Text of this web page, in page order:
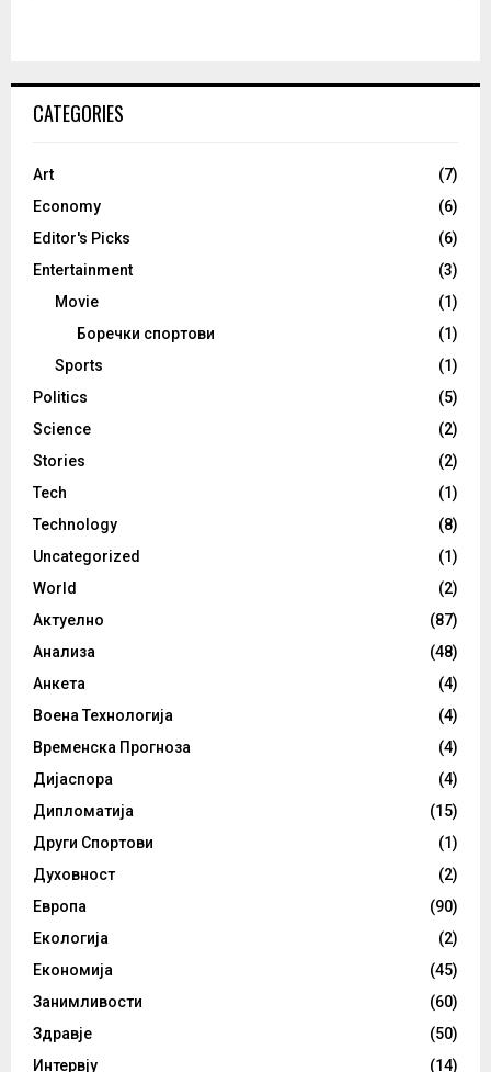
CATEGORIES
Art
(7)
Economy
(6)
Editor's Picks
(6)
Entertainment
(3)
Movie
(1)
Боречки спортови
(1)
Sports
(1)
Politics
(5)
Science
(2)
Stories
(2)
Tech
(1)
Technology
(8)
Uncategorized
(1)
World
(2)
Актуелно
(87)
Анализа
(48)
Анкета
(4)
Воена Технологија
(4)
Временска Прогноза
(4)
Дијаспора
(4)
Дипломатија
(15)
Други Спортови
(1)
Духовност
(2)
Европа
(90)
Екологија
(2)
Економија
(45)
Занимливости
(60)
Здравје
(50)
Интервју
(14)